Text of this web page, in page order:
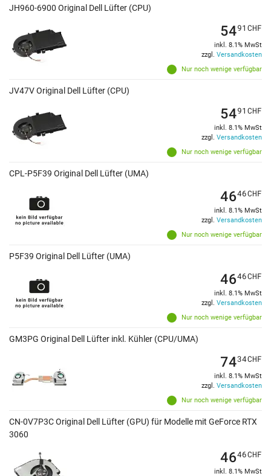
JH960-6900 Original Dell Lüfter (CPU)
Nur noch wenige verfügbar
5491 CHF
inkl. 8.1% MwSt
zzgl. Versandkosten
JV47V Original Dell Lüfter (CPU)
Nur noch wenige verfügbar
5491 CHF
inkl. 8.1% MwSt
zzgl. Versandkosten
CPL-P5F39 Original Dell Lüfter (UMA)
Nur noch wenige verfügbar
4646CHF
inkl. 8.1% MwSt
zzgl. Versandkosten
P5F39 Original Dell Lüfter (UMA)
Nur noch wenige verfügbar
4646CHF
inkl. 8.1% MwSt
zzgl. Versandkosten
GM3PG Original Dell Lüfter inkl. Kühler (CPU/UMA)
Nur noch wenige verfügbar
7434CHF
inkl. 8.1% MwSt
zzgl. Versandkosten
CN-0V7P3C Original Dell Lüfter (GPU) für Modelle mit GeForce RTX
3060
4646CHF
inkl. 8.1% MwSt